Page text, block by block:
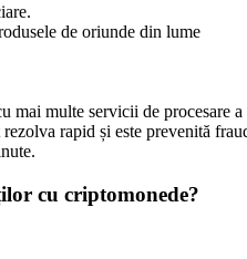
de oriunde din lume
mai multe servicii de procesare
rapid și este prevenită
cu criptomonede?